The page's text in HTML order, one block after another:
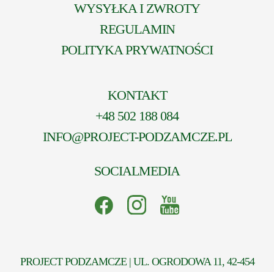
WYSYŁKA I ZWROTY
REGULAMIN
POLITYKA PRYWATNOŚCI
KONTAKT
+48 502 188 084
INFO@PROJECT-PODZAMCZE.PL
SOCIALMEDIA
PROJECT PODZAMCZE | UL. OGRODOWA 11, 42-454